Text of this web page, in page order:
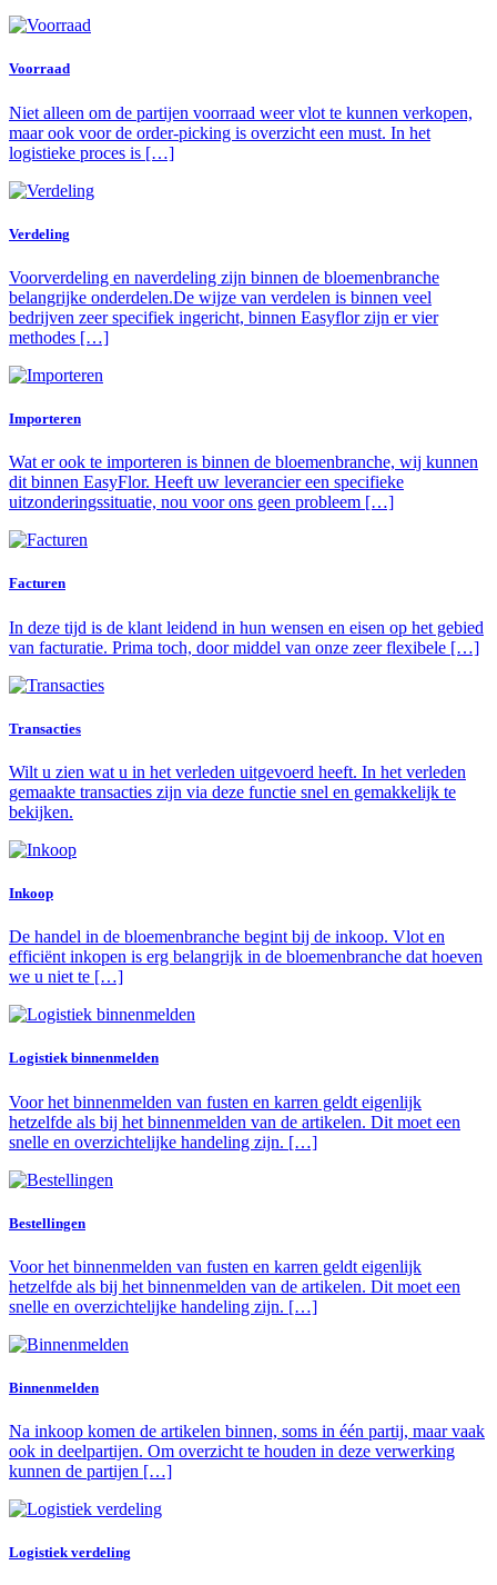
Voorraad
Niet alleen om de partijen voorraad weer vlot te kunnen verkopen,
maar ook voor de order-picking is overzicht een must. In het
logistieke proces is […]
Verdeling
Voorverdeling en naverdeling zijn binnen de bloemenbranche
belangrijke onderdelen.De wijze van verdelen is binnen veel
bedrijven zeer specifiek ingericht, binnen Easyflor zijn er vier
methodes […]
Importeren
Wat er ook te importeren is binnen de bloemenbranche, wij kunnen
dit binnen EasyFlor. Heeft uw leverancier een specifieke
uitzonderingssituatie, nou voor ons geen probleem […]
Facturen
In deze tijd is de klant leidend in hun wensen en eisen op het gebied
van facturatie. Prima toch, door middel van onze zeer flexibele […]
Transacties
Wilt u zien wat u in het verleden uitgevoerd heeft. In het verleden
gemaakte transacties zijn via deze functie snel en gemakkelijk te
bekijken.
Inkoop
De handel in de bloemenbranche begint bij de inkoop. Vlot en
efficiënt inkopen is erg belangrijk in de bloemenbranche dat hoeven
we u niet te […]
Logistiek binnenmelden
Voor het binnenmelden van fusten en karren geldt eigenlijk
hetzelfde als bij het binnenmelden van de artikelen. Dit moet een
snelle en overzichtelijke handeling zijn. […]
Bestellingen
Voor het binnenmelden van fusten en karren geldt eigenlijk
hetzelfde als bij het binnenmelden van de artikelen. Dit moet een
snelle en overzichtelijke handeling zijn. […]
Binnenmelden
Na inkoop komen de artikelen binnen, soms in één partij, maar vaak
ook in deelpartijen. Om overzicht te houden in deze verwerking
kunnen de partijen […]
Logistiek verdeling